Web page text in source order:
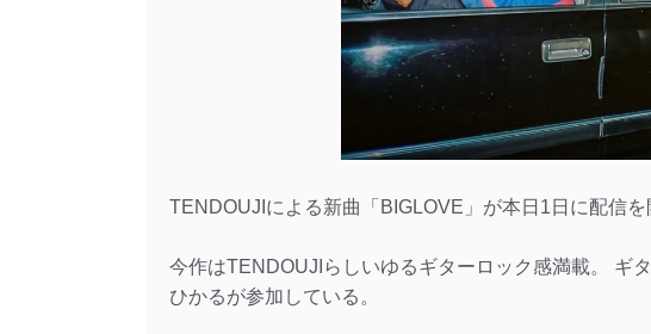
TENDOUJIによる新曲「BIGLOVE」が本日1日に配信を
今作はTENDOUJIらしいゆるギターロック感満載。 ギ
ひかるが参加している。